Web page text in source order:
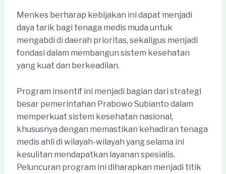
Menkes berharap kebijakan ini dapat menjadi
daya tarik bagi tenaga medis muda untuk
mengabdi di daerah prioritas, sekaligus menjadi
fondasi dalam membangun sistem kesehatan
yang kuat dan berkeadilan.
Program insentif ini menjadi bagian dari strategi
besar pemerintahan Prabowo Subianto dalam
memperkuat sistem kesehatan nasional,
khususnya dengan memastikan kehadiran tenaga
medis ahli di wilayah-wilayah yang selama ini
kesulitan mendapatkan layanan spesialis.
Peluncuran program ini diharapkan menjadi titik